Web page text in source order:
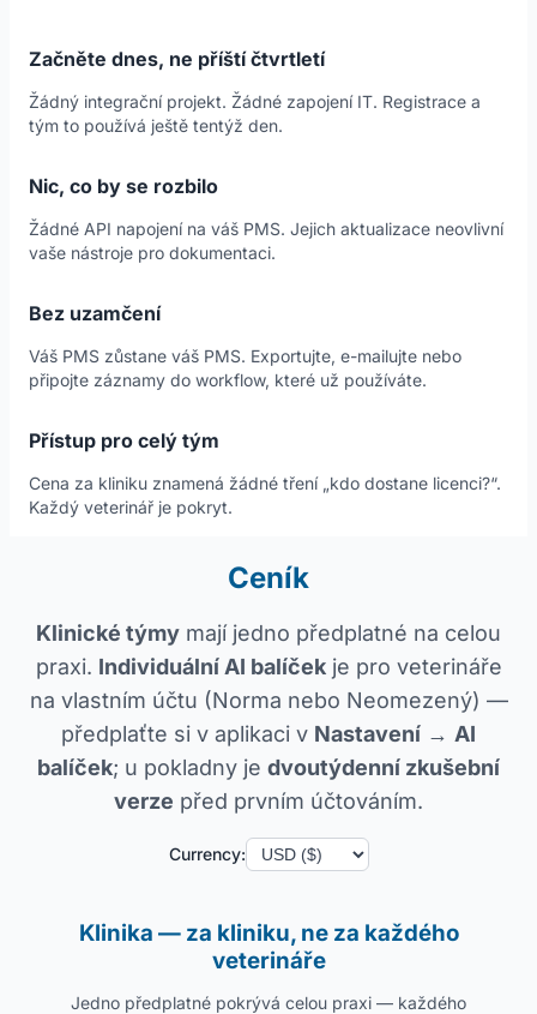
Začněte dnes, ne příští čtvrtletí
Žádný integrační projekt. Žádné zapojení IT. Registrace a
tým to používá ještě tentýž den.
Nic, co by se rozbilo
Žádné API napojení na váš PMS. Jejich aktualizace neovlivní
vaše nástroje pro dokumentaci.
Bez uzamčení
Váš PMS zůstane váš PMS. Exportujte, e-mailujte nebo
připojte záznamy do workflow, které už používáte.
Přístup pro celý tým
Cena za kliniku znamená žádné tření „kdo dostane licenci?“.
Každý veterinář je pokryt.
Ceník
Klinické týmy mají jedno předplatné na celou
praxi. Individuální AI balíčekje pro veterináře
na vlastním účtu (Norma nebo Neomezený) —
předplaťte si v aplikaci v Nastavení → AI
balíček; u pokladny je dvoutýdenní zkušební
verze před prvním účtováním.
Currency:
Klinika — za kliniku, ne za každého
veterináře
Jedno předplatné pokrývá celou praxi — každého